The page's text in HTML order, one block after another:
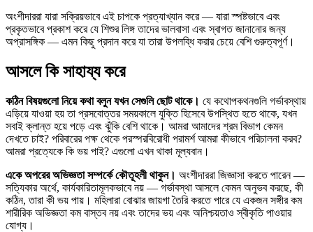
অংশীদাররা যারা সক্রিয়ভাবে এই চাপকে প্রত্যাখ্যান করে — যারা স্পষ্টভাবে এবং
প্রকৃতভাবে প্রকাশ করে যে শিশুর লিঙ্গ তাদের ভালবাসা এবং স্বাগত জানানোর জন্য
অপ্রাসঙ্গিক — এমন কিছু প্রদান করে যা তারা উপলব্ধি করার চেয়ে বেশি গুরুত্বপূর্ণ।
আসলে কি সাহায্য করে
কঠিন বিষয়গুলো নিয়ে কথা বলুন যখন সেগুলি ছোট থাকে। যে কথোপকথনগুলি গর্ভাবস্থায়
এড়িয়ে যাওয়া হয় তা প্রসবোত্তর সময়কালে যুক্তি হিসেবে উপস্থিত হতে থাকে, যখন
সবাই ক্লান্ত হয়ে পড়ে এবং ঝুঁকি বেশি থাকে। আমরা আমাদের শ্রম বিভাগ কেমন
দেখতে চাই? পরিবারের পক্ষ থেকে পরস্পরবিরোধী পরামর্শ আমরা কীভাবে পরিচালনা করব?
আমরা প্রত্যেকে কি ভয় পাই? এগুলো এখন থাকা মূল্যবান।
একে অপরের অভিজ্ঞতা সম্পর্কে কৌতূহলী থাকুন। অংশীদাররা জিজ্ঞাসা করতে পারেন —
সত্যিকার অর্থে, কার্যকারিতামূলকভাবে নয় — গর্ভাবস্থা আসলে কেমন অনুভব করছে, কী
কঠিন, তারা কী ভয় পায়। মহিলারা বোঝার জায়গা তৈরি করতে পারে যে একজন সঙ্গীর কম
শারীরিক অভিজ্ঞতা কম বাস্তব নয় এবং তাদের ভয় এবং অনিশ্চয়তাও স্বীকৃতি পাওয়ার
যোগ্য।